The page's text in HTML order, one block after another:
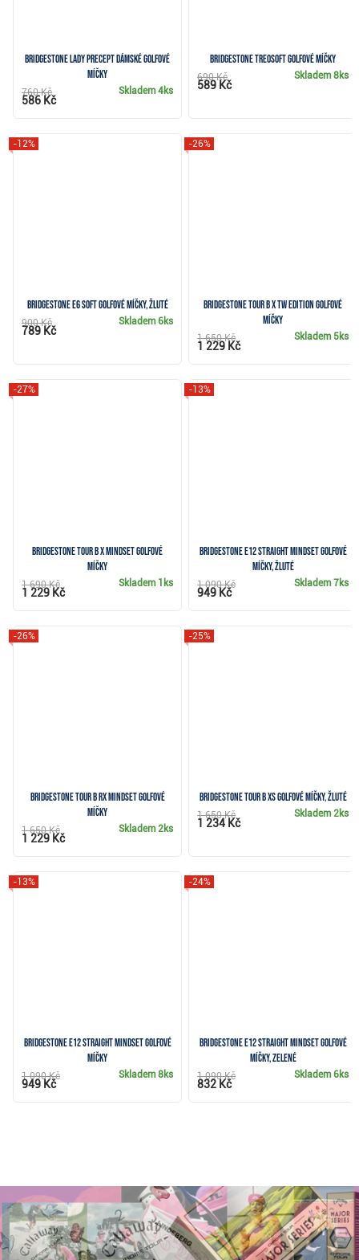
Bridgestone Lady Precept dámské golfové
míčky
Skladem4ks
760 Kč
586 Kč
Bridgestone TreoSoft golfové míčky
Skladem8ks
690 Kč
589 Kč
Bridgestone e6 Soft golfové míčky, žluté
-12%
Skladem6ks
900 Kč
789 Kč
Bridgestone Tour B X TW Edition golfové
míčky
-26%
Skladem 5ks
1 650 Kč
1 229 Kč
Bridgestone Tour B X MindSet golfové
míčky
-27%
Skladem 1ks
1 690 Kč
1 229 Kč
Bridgestone e12 Straight MindSet golfové
míčky, žluté
-13%
Skladem7ks
1 090 Kč
949 Kč
Bridgestone Tour B RX Mindset golfové
míčky
-26%
Skladem2ks
1 650 Kč
1 229 Kč
Bridgestone Tour B XS golfové míčky, žluté
-25%
Skladem2ks
1 650 Kč
1 234 Kč
Bridgestone e12 Straight MindSet golfové
míčky
-13%
Skladem8ks
1 090 Kč
949 Kč
Bridgestone e12 Straight MindSet golfové
míčky, zelené
-24%
Skladem6ks
1 090 Kč
832 Kč